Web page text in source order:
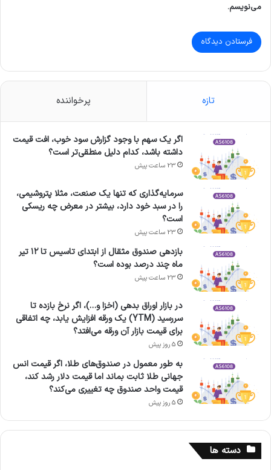
می‌نویسم.
تازه پرخواننده
اگر یک سهم با وجود گزارش سود خوب، افت قیمت
داشته باشد، کدام دلیل منطقی‌تر است؟
23 ساعت پیش
سرمایه‌گذاری که تنها یک صنعت، مثلا پتروشیمی،
را در سبد خود دارد، بیشتر در معرض چه ریسکی
است؟
23 ساعت پیش
بازدهی صندوق مثقال از ابتدای تاسیس تا ۱۲ تیر
ماه چند درصد بوده است؟
23 ساعت پیش
در بازار اوراق بدهی (اخزا و…)، اگر نرخ بازده تا
سررسید (YTM) یک ورقه افزایش یابد، چه اتفاقی
برای قیمت بازار آن ورقه می‌افتد؟
5 روز پیش
به طور معمول در صندوق‌های طلا، اگر قیمت انس
جهانی طلا ثابت بماند اما قیمت دلار رشد کند،
قیمت واحد صندوق چه تغییری می‌کند؟
5 روز پیش
دسته ها